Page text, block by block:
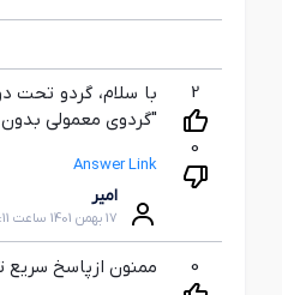
2
0
"گردوي معمولي
Answer Link
امیر
17 بهمن 1401 ساعت 23:11
0 ممنون ازپاسخ سریع